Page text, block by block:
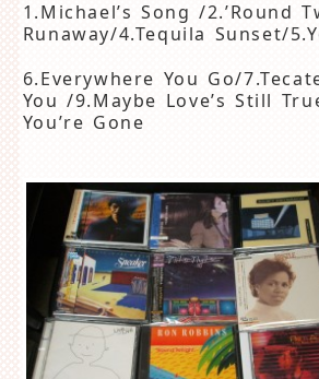
1.Michael’s Song /2.’Round
Runaway/4.Tequila Sunset/
6.Everywhere You Go/
You /9.Maybe Love’s Still
You’re Gone